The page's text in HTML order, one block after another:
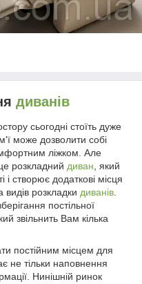
диванів
сьогодні стоїть дуже
може дозволити собі
ліжком. Але
розкладний диван , який
і створює додаткові місця
видів розкладки диванів
постільної
звільнить Вам кілька
постійним місцем для
не тільки наповнення
Нинішній ринок